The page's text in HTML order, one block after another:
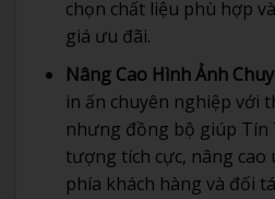
chọn chất liệu phù hợp
giá ưu đãi.
Nâng Cao Hình Ảnh
in ấn chuyên nghiệp với
nhưng đồng bộ giúp Tín
tượng tích cực, nâng cao
phía khách hàng và đối